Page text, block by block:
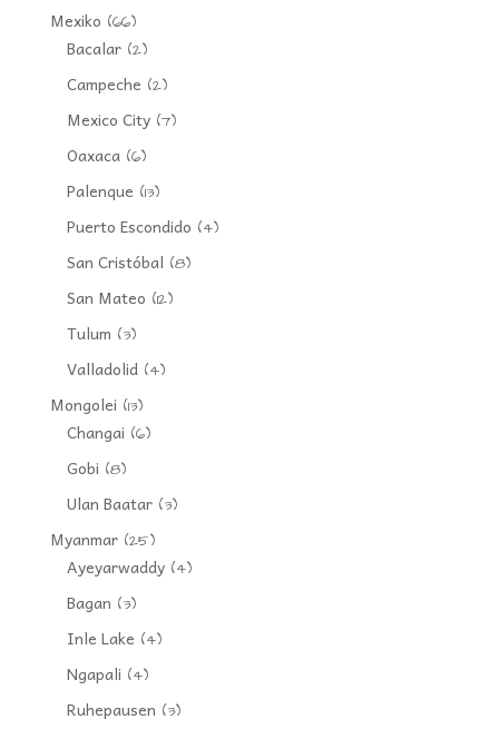
Mexiko (66)
Bacalar(2)
Campeche (2)
Mexico City(7)
Oaxaca(6)
Palenque (13)
Puerto Escondido (4)
San Cristóbal (8)
San Mateo (12)
Tulum (3)
Valladolid(4)
Mongolei (13)
Changai (6)
Gobi (8)
Ulan Baatar(3)
Myanmar(25)
Ayeyarwaddy(4)
Bagan (3)
Inle Lake (4)
Ngapali (4)
Ruhepausen (3)